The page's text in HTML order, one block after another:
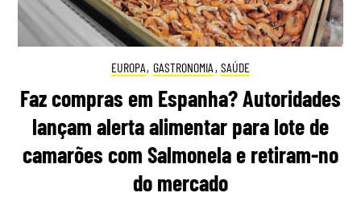
EUROPA, GASTRONOMIA , SAÚDE
Faz compras em Espanha? Autoridades
lançam alerta alimentar para lote de
camarões com Salmonela e retiram-no
do mercado